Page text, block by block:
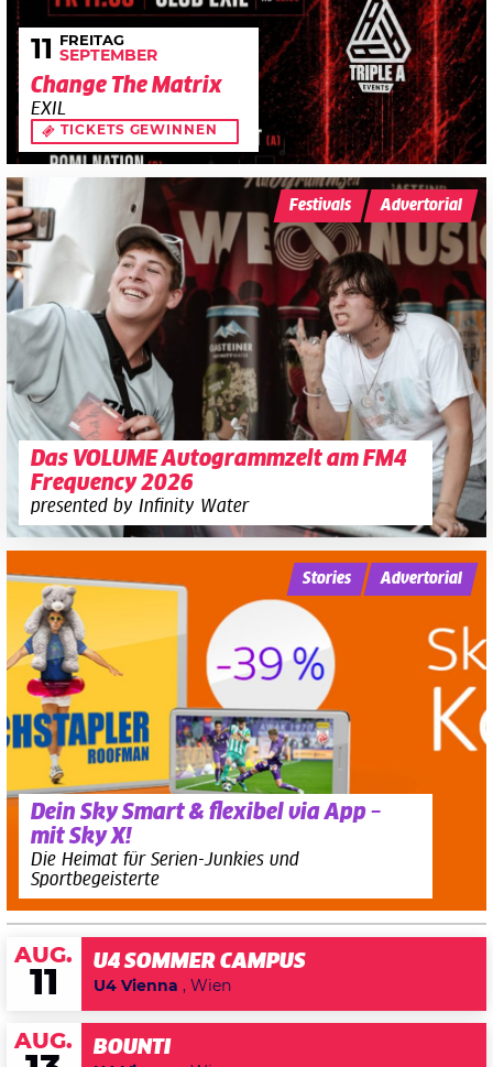
11 FREITAG
SEPTEMBER
Change The Matrix
EXIL
TICKETS GEWINNEN
Das VOLUME Autogrammzelt am FM4
Frequency 2026
presented by Infinity Water
Festivals Advertorial
Dein Sky Smart & flexibel via App –
mit Sky X!
Die Heimat für Serien-Junkies und
Sportbegeisterte
Stories Advertorial
AUG.
11
U4 SOMMER CAMPUS
U4 Vienna , Wien
AUG. BOUNTI